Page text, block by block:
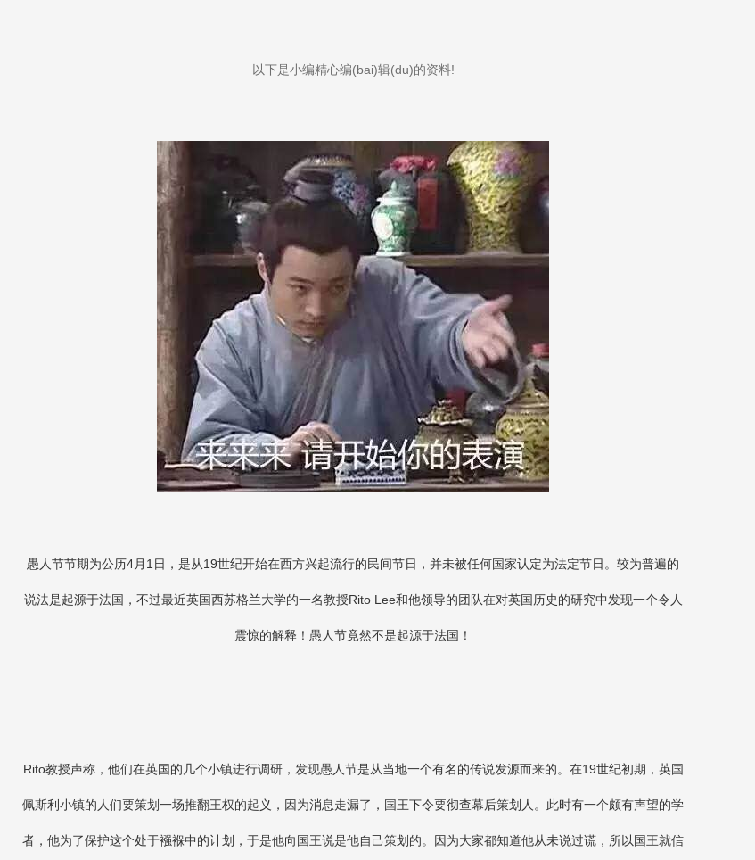
以下是小编精心编(bai)辑(du)的资料!
愚人节节期为公历4月1日，是从19世纪开始在西方兴起流行的民间节日，并未被任何国家认定为法定节日。较为普遍的
说法是起源于法国，不过最近英国西苏格兰大学的一名教授Rito Lee和他领导的团队在对英国历史的研究中发现一个令人
震惊的解释！愚人节竟然不是起源于法国！
Rito教授声称，他们在英国的几个小镇进行调研，发现愚人节是从当地一个有名的传说发源而来的。在19世纪初期，英国
佩斯利小镇的人们要策划一场推翻王权的起义，因为消息走漏了，国王下令要彻查幕后策划人。此时有一个颇有声望的学
者，他为了保护这个处于襁褓中的计划，于是他向国王说是他自己策划的。因为大家都知道他从未说过谎，所以国王就信